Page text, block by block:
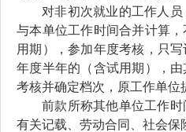
对非初次就业的工作人
与本单位工作时间合并计算，
用期），参加年度考核，只
年度半年的（含试用期），
考核并确定档次，原工作单位
前款所称其他单位工作时
有关记载、劳动合同、社会保